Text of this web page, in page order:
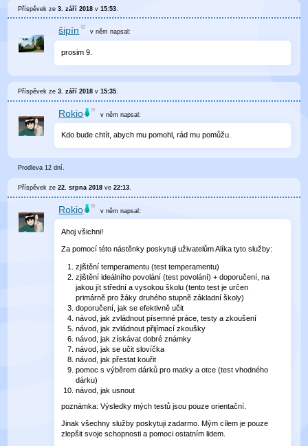
Příspěvek ze3. září 2018 v15:53
šipín v němnapsal:
prosim 9.
Příspěvek ze3. září 2018 v15:35
Rokio v němnapsal:
Kdo bude chtít, abych mu pomohl, rád mu pomůžu.
Prodleva 12 dní.
Příspěvek ze22. srpna 2018 ve22:13.
Rokio v němnapsal:
Ahoj všichni!
Za pomocí této nástěnky poskytuji uživatelům Alíka tyto služby:
zjištění temperamentu (test temperamentu)
zjištění ideálního povolání (test povolání) + doporučení, na
jakou jít střední a vysokou školu (tento test je určen
primárně pro žáky druhého stupně základní školy)
doporučení, jak se efektivně učit
návod, jak zvládnout písemné práce, testy a zkoušení
návod, jak zvládnout přijímací zkoušky
návod, jak získávat dobré známky
návod, jak se učit slovíčka
návod, jak přestat kouřit
pomoc s výběrem dárků pro matky a otce (test vhodného
dárku)
návod, jak usnout
poznámka: Výsledky mých testů jsou pouze orientační.
Jinak všechny služby poskytuji zadarmo. Mým cílem je pouze
zlepšit svoje schopnosti a pomoci ostatním lidem.